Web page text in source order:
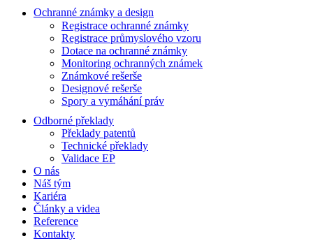
Ochranné známky a design
Registrace ochranné známky
Registrace průmyslového vzoru
Dotace na ochranné známky
Monitoring ochranných známek
Známkové rešerše
Designové rešerše
Spory a vymáhání práv
Odborné překlady
Překlady patentů
Technické překlady
Validace EP
O nás
Náš tým
Kariéra
Články a videa
Reference
Kontakty